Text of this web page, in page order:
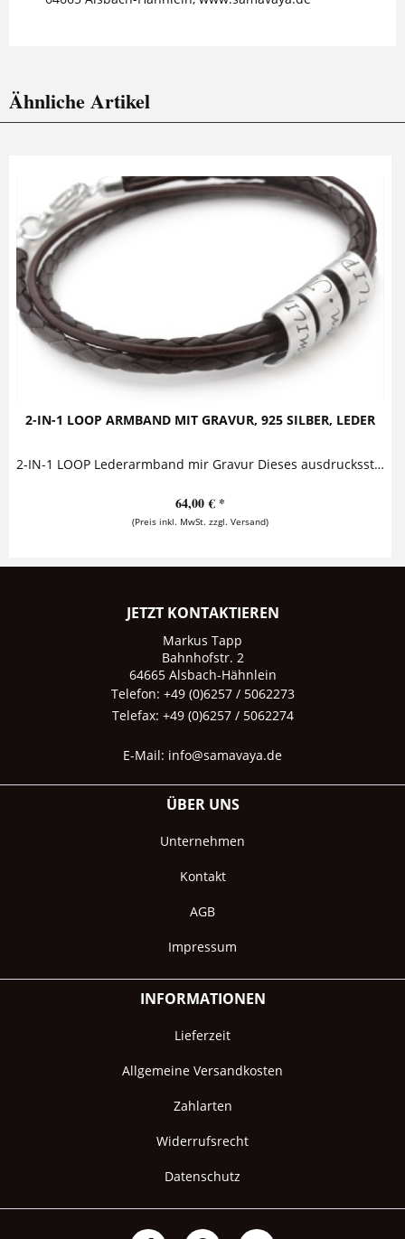
Ähnliche Artikel
2-IN-1 LOOP ARMBAND MIT GRAVUR, 925 SILBER, LEDER
2-IN-1 LOOP Lederarmband mir Gravur Dieses ausdrucksstarke Lederarmband mit Gravur besticht durch seinen lässigen Look, der echtes Silber mit...
64,00 € *
(Preis inkl. MwSt. zzgl. Versand)
JETZT KONTAKTIEREN
Markus Tapp
Bahnhofstr. 2
64665 Alsbach-Hähnlein
Telefon: +49 (0)6257 / 5062273
Telefax: +49 (0)6257 / 5062274
E-Mail: info@samavaya.de
ÜBER UNS
Unternehmen
Kontakt
AGB
Impressum
INFORMATIONEN
Lieferzeit
Allgemeine Versandkosten
Zahlarten
Widerrufsrecht
Datenschutz